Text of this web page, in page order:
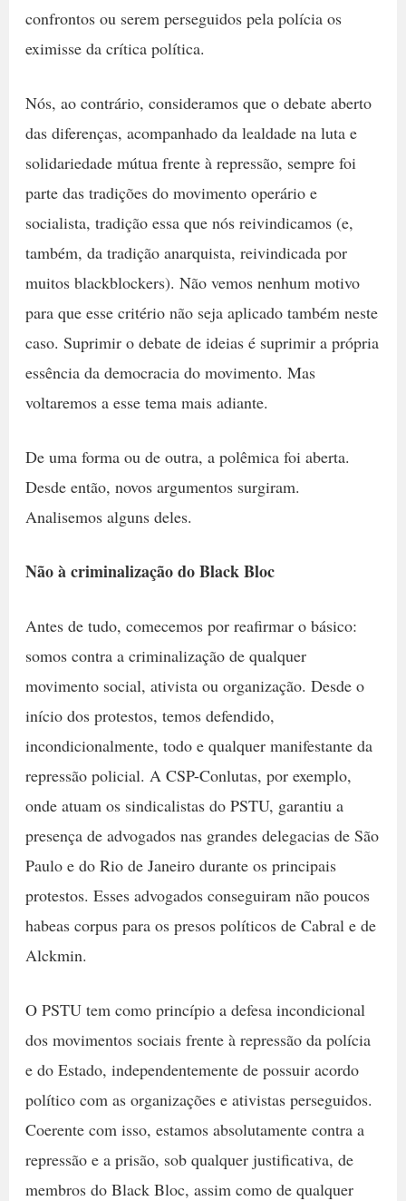
confrontos ou serem perseguidos pela polícia os
eximisse da crítica política.
Nós, ao contrário, consideramos que o debate aberto
das diferenças, acompanhado da lealdade na luta e
solidariedade mútua frente à repressão, sempre foi
parte das tradições do movimento operário e
socialista, tradição essa que nós reivindicamos (e,
também, da tradição anarquista, reivindicada por
muitos blackblockers). Não vemos nenhum motivo
para que esse critério não seja aplicado também neste
caso. Suprimir o debate de ideias é suprimir a própria
essência da democracia do movimento. Mas
voltaremos a esse tema mais adiante.
De uma forma ou de outra, a polêmica foi aberta.
Desde então, novos argumentos surgiram.
Analisemos alguns deles.
Não à criminalização do Black Bloc
Antes de tudo, comecemos por reafirmar o básico:
somos contra a criminalização de qualquer
movimento social, ativista ou organização. Desde o
início dos protestos, temos defendido,
incondicionalmente, todo e qualquer manifestante da
repressão policial. A CSP-Conlutas, por exemplo,
onde atuam os sindicalistas do PSTU, garantiu a
presença de advogados nas grandes delegacias de São
Paulo e do Rio de Janeiro durante os principais
protestos. Esses advogados conseguiram não poucos
habeas corpus para os presos políticos de Cabral e de
Alckmin.
O PSTU tem como princípio a defesa incondicional
dos movimentos sociais frente à repressão da polícia
e do Estado, independentemente de possuir acordo
político com as organizações e ativistas perseguidos.
Coerente com isso, estamos absolutamente contra a
repressão e a prisão, sob qualquer justificativa, de
membros do Black Bloc, assim como de qualquer